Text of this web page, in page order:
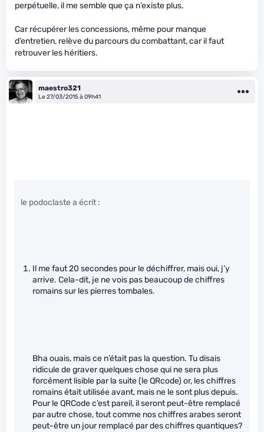
perpétuelle, il me semble que ça n’existe plus.
Car récupérer les concessions, même pour manque
d’entretien, relève du parcours du combattant, car il faut
retrouver les héritiers.
maestro321
Le 27/03/2015 à 09h41
le podoclaste a écrit :
Il me faut 20 secondes pour le déchiffrer, mais oui, j’y
arrive. Cela-dit, je ne vois pas beaucoup de chiffres
romains sur les pierres tombales.
Bha ouais, mais ce n’était pas la question. Tu disais
ridicule de graver quelques chose qui ne sera plus
forcément lisible par la suite (le QRcode) or, les chiffres
romains était utilisée avant, mais ne le sont plus depuis.
Pour le QRCode c’est pareil, il seront peut-être remplacé
par autre chose, tout comme nos chiffres arabes seront
peut-être un jour remplacé par des chiffres quantiques?